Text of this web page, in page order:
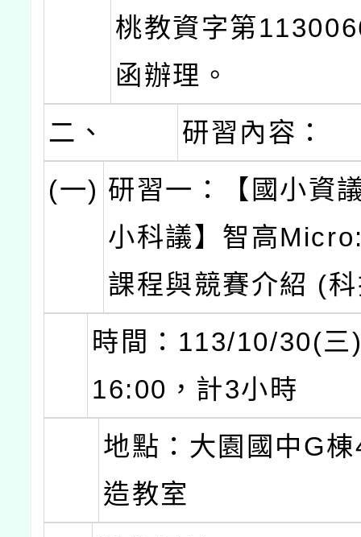
桃教資字第
函辦理。
二、
研習內容：
(一) 研習一：【國小資
小科議】智高
課程與競賽介紹 (
時間：113/10/30(
16:00，計3小時
地點：大園國中G
造教室